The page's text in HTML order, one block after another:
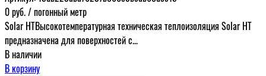
0руб./ погонный метр
Solar HTВысокотемпературная техническая теплоизоляция Solar HT
предназначена для поверхностей с...
В наличии
В корзину